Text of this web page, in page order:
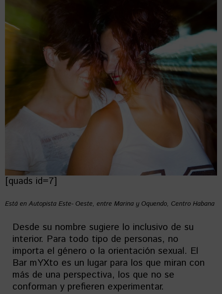
[quads id=7]
Está en Autopista Este- Oeste, entre Marina y Oquendo, Centro Habana
Desde su nombre sugiere lo inclusivo de su
interior. Para todo tipo de personas, no
importa el género o la orientación sexual. El
Bar mYXto es un lugar para los que miran con
más de una perspectiva, los que no se
conforman y prefieren experimentar.